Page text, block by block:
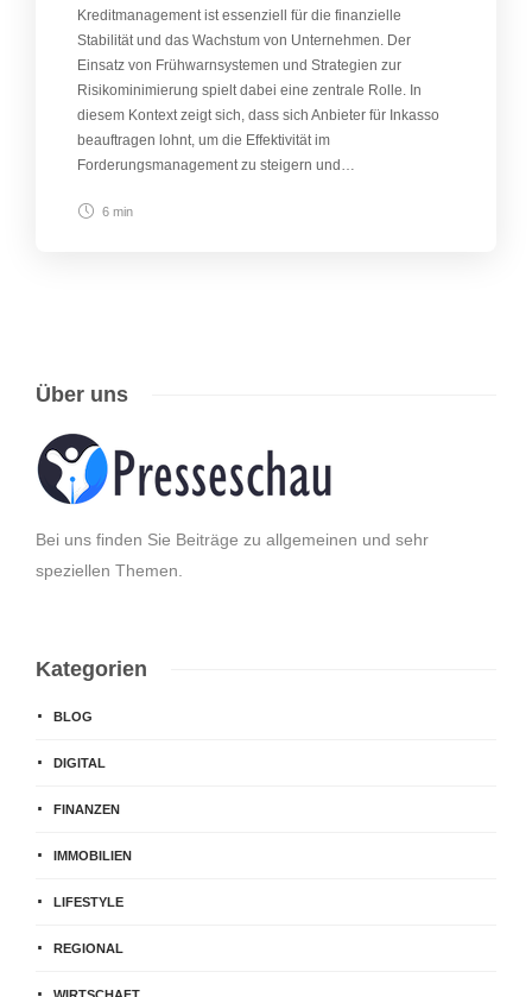
Kreditmanagement ist essenziell für die finanzielle
Stabilität und das Wachstum von Unternehmen. Der
Einsatz von Frühwarnsystemen und Strategien zur
Risikominimierung spielt dabei eine zentrale Rolle. In
diesem Kontext zeigt sich, dass sich Anbieter für Inkasso
beauftragen lohnt, um die Effektivität im
Forderungsmanagement zu steigern und…
6 min
Über uns
Bei uns finden Sie Beiträge zu allgemeinen und sehr
speziellen Themen.
Kategorien
BLOG
DIGITAL
FINANZEN
IMMOBILIEN
LIFESTYLE
REGIONAL